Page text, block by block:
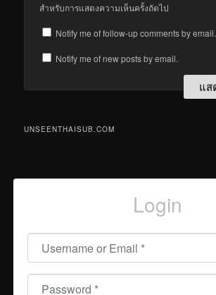
สำหรับการแสดงความเห็นครั้งถัดไป
Notify me of follow-up comments by email.
Notify me of new posts by email.
UNSEENTHAISUB.COM
Login
Username or Email
Password